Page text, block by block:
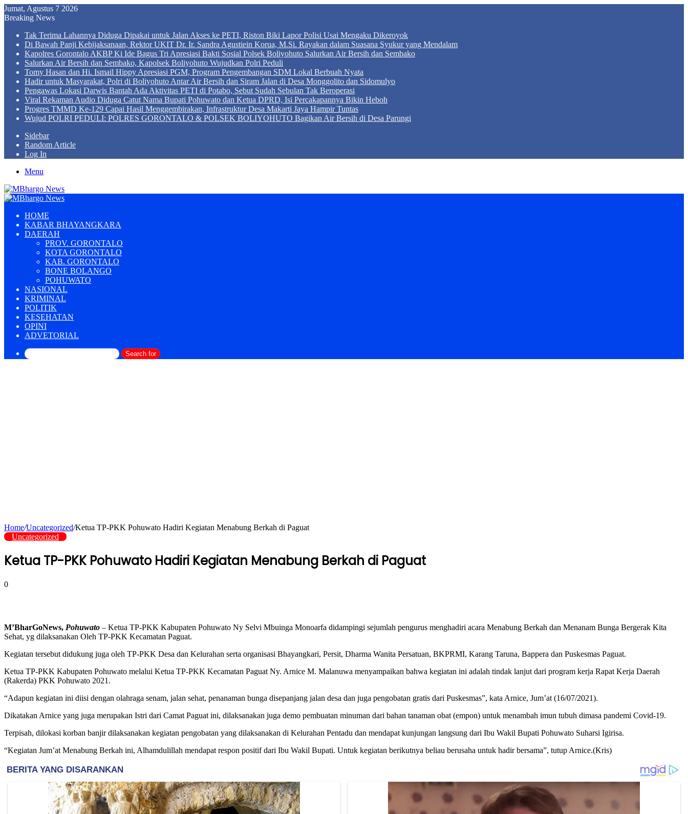
Jumat, Agustus 7 2026
Breaking News
Tak Terima Lahannya Diduga Dipakai untuk Jalan Akses ke PETI, Riston Biki Lapor Polisi Usai Mengaku Dikeroyok
Di Bawah Panji Kebijaksanaan, Rektor UKIT Dr. Ir. Sandra Agustiein Korua, M.Si. Rayakan dalam Suasana Syukur yang Mendalam
Kapolres Gorontalo AKBP Ki Ide Bagus Tri Apresiasi Bakti Sosial Polsek Boliyohuto Salurkan Air Bersih dan Sembako
Salurkan Air Bersih dan Sembako, Kapolsek Boliyohuto Wujudkan Polri Peduli
Tomy Hasan dan Hi. Ismail Hippy Apresiasi PGM, Program Pengembangan SDM Lokal Berbuah Nyata
Hadir untuk Masyarakat, Polri di Boliyohuto Antar Air Bersih dan Siram Jalan di Desa Monggolito dan Sidomulyo
Pengawas Lokasi Darwis Bantah Ada Aktivitas PETI di Potabo, Sebut Sudah Sebulan Tak Beroperasi
Viral Rekaman Audio Diduga Catut Nama Bupati Pohuwato dan Ketua DPRD, Isi Percakapannya Bikin Heboh
Progres TMMD Ke-129 Capai Hasil Menggembirakan, Infrastruktur Desa Makarti Jaya Hampir Tuntas
Wujud POLRI PEDULI: POLRES GORONTALO & POLSEK BOLIYOHUTO Bagikan Air Bersih di Desa Parungi
Sidebar
Random Article
Log In
Menu
HOME
KABAR BHAYANGKARA
DAERAH
PROV. GORONTALO
KOTA GORONTALO
KAB. GORONTALO
BONE BOLANGO
POHUWATO
NASIONAL
KRIMINAL
POLITIK
KESEHATAN
OPINI
ADVETORIAL
Search for
Home/Uncategorized/Ketua TP-PKK Pohuwato Hadiri Kegiatan Menabung Berkah di Paguat
Uncategorized
Ketua TP-PKK Pohuwato Hadiri Kegiatan Menabung Berkah di Paguat
0
M’BharGoNews, Pohuwato – Ketua TP-PKK Kabupaten Pohuwato Ny Selvi Mbuinga Monoarfa didampingi sejumlah pengurus menghadiri acara Menabung Berkah dan Menanam Bunga Bergerak Kita
Sehat, yg dilaksanakan Oleh TP-PKK Kecamatan Paguat.
Kegiatan tersebut didukung juga oleh TP-PKK Desa dan Kelurahan serta organisasi Bhayangkari, Persit, Dharma Wanita Persatuan, BKPRMI, Karang Taruna, Bappera dan Puskesmas Paguat.
Ketua TP-PKK Kabupaten Pohuwato melalui Ketua TP-PKK Kecamatan Paguat Ny. Arnice M. Malanuwa menyampaikan bahwa kegiatan ini adalah tindak lanjut dari program kerja Rapat Kerja Daerah
(Rakerda) PKK Pohuwato 2021.
“Adapun kegiatan ini diisi dengan olahraga senam, jalan sehat, penanaman bunga disepanjang jalan desa dan juga pengobatan gratis dari Puskesmas”, kata Arnice, Jum’at (16/07/2021).
Dikatakan Arnice yang juga merupakan Istri dari Camat Paguat ini, dilaksanakan juga demo pembuatan minuman dari bahan tanaman obat (empon) untuk menambah imun tubuh dimasa pandemi Covid-19.
Terpisah, dilokasi korban banjir dilaksanakan kegiatan pengobatan yang dilaksanakan di Kelurahan Pentadu dan mendapat kunjungan langsung dari Ibu Wakil Bupati Pohuwato Suharsi Igirisa.
“Kegiatan Jum’at Menabung Berkah ini, Alhamdulillah mendapat respon positif dari Ibu Wakil Bupati. Untuk kegiatan berikutnya beliau berusaha untuk hadir bersama”, tutup Arnice.(Kris)